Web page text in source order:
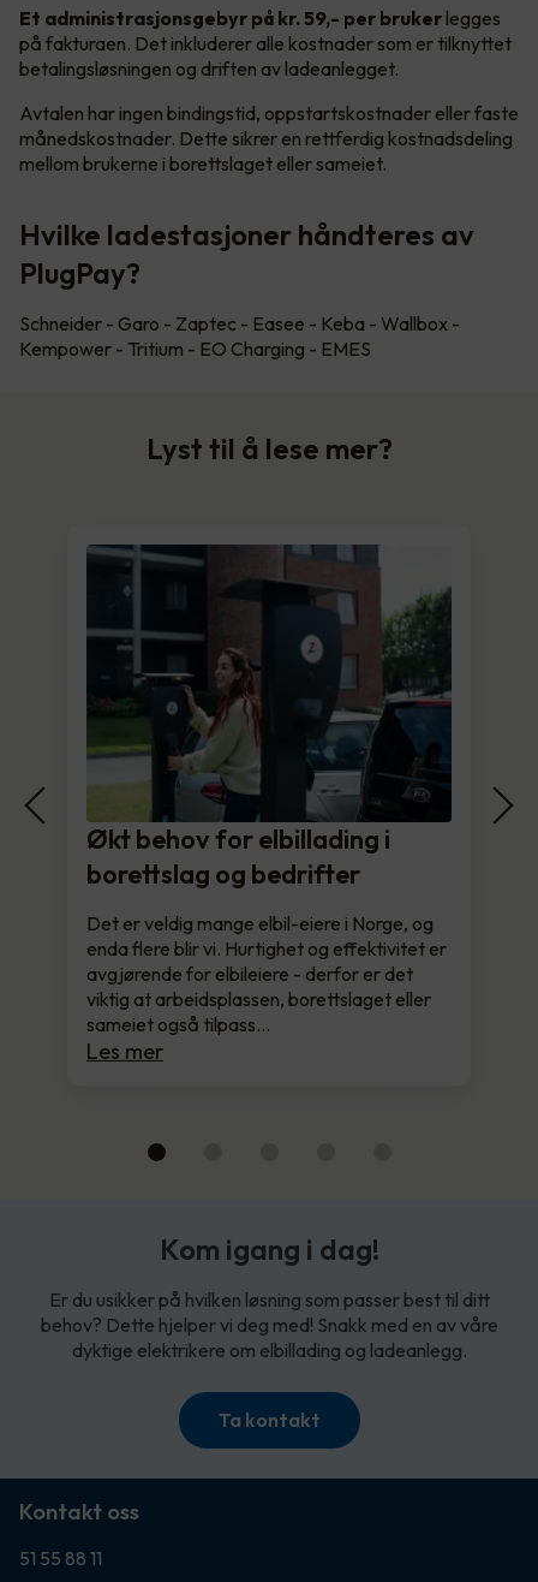
Et administrasjonsgebyr på kr. 59,- per bruker legges
på fakturaen. Det inkluderer alle kostnader som er tilknyttet
betalingsløsningen og driften av ladeanlegget.
Avtalen har ingen bindingstid, oppstartskostnader eller faste
månedskostnader. Dette sikrer en rettferdig kostnadsdeling
mellom brukerne i borettslaget eller sameiet.
Hvilke ladestasjoner håndteres av
PlugPay?
Schneider - Garo - Zaptec - Easee - Keba - Wallbox -
Kempower - Tritium - EO Charging - EMES
Lyst til å lese mer?
Økt behov for elbillading i
borettslag og bedrifter
Det er veldig mange elbil-eiere i Norge, og
enda flere blir vi. Hurtighet og effektivitet er
avgjørende for elbileiere - derfor er det
viktig at arbeidsplassen, borettslaget eller
sameiet også tilpass…
Les mer
Kom igang i dag!
Er du usikker på hvilken løsning som passer best til ditt
behov? Dette hjelper vi deg med! Snakk med en av våre
dyktige elektrikere om elbillading og ladeanlegg.
Ta kontakt
Kontakt oss
51 55 88 11